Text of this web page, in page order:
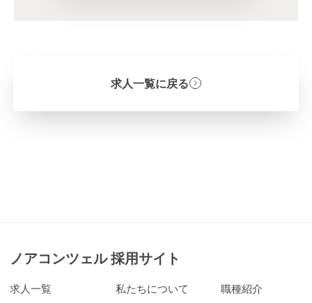
求人一覧に戻る
ノアコンツェル 採用サイト
求人一覧 私たちについて
職種紹介